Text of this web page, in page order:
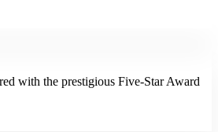
with the prestigious Five-Star Award